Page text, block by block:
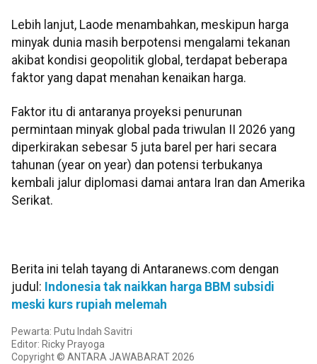
Lebih lanjut, Laode menambahkan, meskipun harga
minyak dunia masih berpotensi mengalami tekanan
akibat kondisi geopolitik global, terdapat beberapa
faktor yang dapat menahan kenaikan harga.
Faktor itu di antaranya proyeksi penurunan
permintaan minyak global pada triwulan II 2026 yang
diperkirakan sebesar 5 juta barel per hari secara
tahunan (year on year) dan potensi terbukanya
kembali jalur diplomasi damai antara Iran dan Amerika
Serikat.
Berita ini telah tayang di Antaranews.com dengan
judul: Indonesia tak naikkan harga BBM subsidi
meski kurs rupiah melemah
Pewarta: Putu Indah Savitri
Editor: Ricky Prayoga
Copyright © ANTARA JAWABARAT 2026